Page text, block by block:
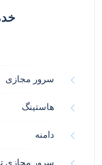
سرور مجازی
هاستینگ
دامنه
سرور مجازی